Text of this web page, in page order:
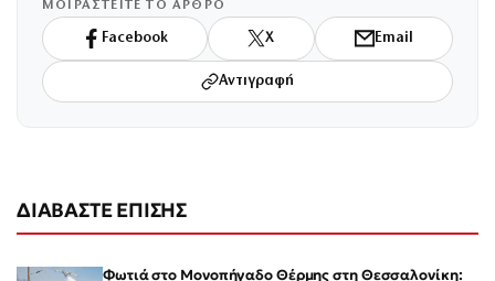
ΜΟΙΡΑΣΤΕΙΤΕ ΤΟ ΑΡΘΡΟ
Facebook X Email
Αντιγραφή
ΔΙΑΒΑΣΤΕ ΕΠΙΣΗΣ
Φωτιά στο Μονοπήγαδο Θέρμης στη Θεσσαλονίκη: